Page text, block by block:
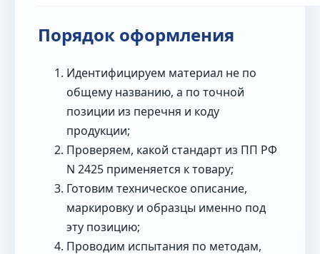
Порядок оформления
Идентифицируем материал не по
общему названию, а по точной
позиции из перечня и коду
продукции;
Проверяем, какой стандарт из ПП РФ
N 2425 применяется к товару;
Готовим техническое описание,
маркировку и образцы именно под
эту позицию;
Проводим испытания по методам,